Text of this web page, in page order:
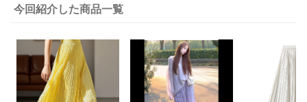
今回紹介した商品一覧